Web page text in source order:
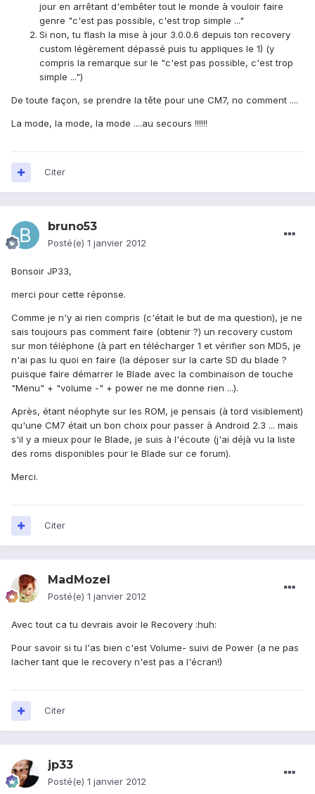
jour en arrêtant d'embêter tout le monde à vouloir faire
genre "c'est pas possible, c'est trop simple ..."
Si non, tu flash la mise à jour 3.0.0.6 depuis ton recovery
custom légèrement dépassé puis tu appliques le 1) (y
compris la remarque sur le "c'est pas possible, c'est trop
simple ...")
De toute façon, se prendre la tête pour une CM7, no comment ....
La mode, la mode, la mode ....au secours !!!!!!
Citer
bruno53
Posté(e) 1 janvier 2012
Bonsoir JP33,
merci pour cette réponse.
Comme je n'y ai rien compris (c'était le but de ma question), je ne
sais toujours pas comment faire (obtenir ?) un recovery custom
sur mon téléphone (à part en télécharger 1 et vérifier son MD5, je
n'ai pas lu quoi en faire (la déposer sur la carte SD du blade ?
puisque faire démarrer le Blade avec la combinaison de touche
"Menu" + "volume -" + power ne me donne rien ...).
Après, étant néophyte sur les ROM, je pensais (à tord visiblement)
qu'une CM7 était un bon choix pour passer à Android 2.3 ... mais
s'il y a mieux pour le Blade, je suis à l'écoute (j'ai déjà vu la liste
des roms disponibles pour le Blade sur ce forum).
Merci.
Citer
MadMozel
Posté(e) 1 janvier 2012
Avec tout ca tu devrais avoir le Recovery :huh:
Pour savoir si tu l'as bien c'est Volume- suivi de Power (a ne pas
lacher tant que le recovery n'est pas a l'écran!)
Citer
jp33
Posté(e) 1 janvier 2012